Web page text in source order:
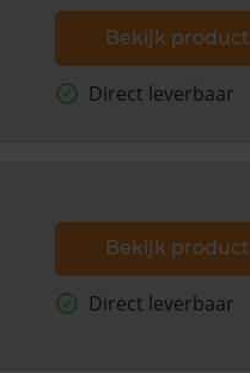
Bekijk product
Direct leverbaar
Bekijk product
Direct leverbaar